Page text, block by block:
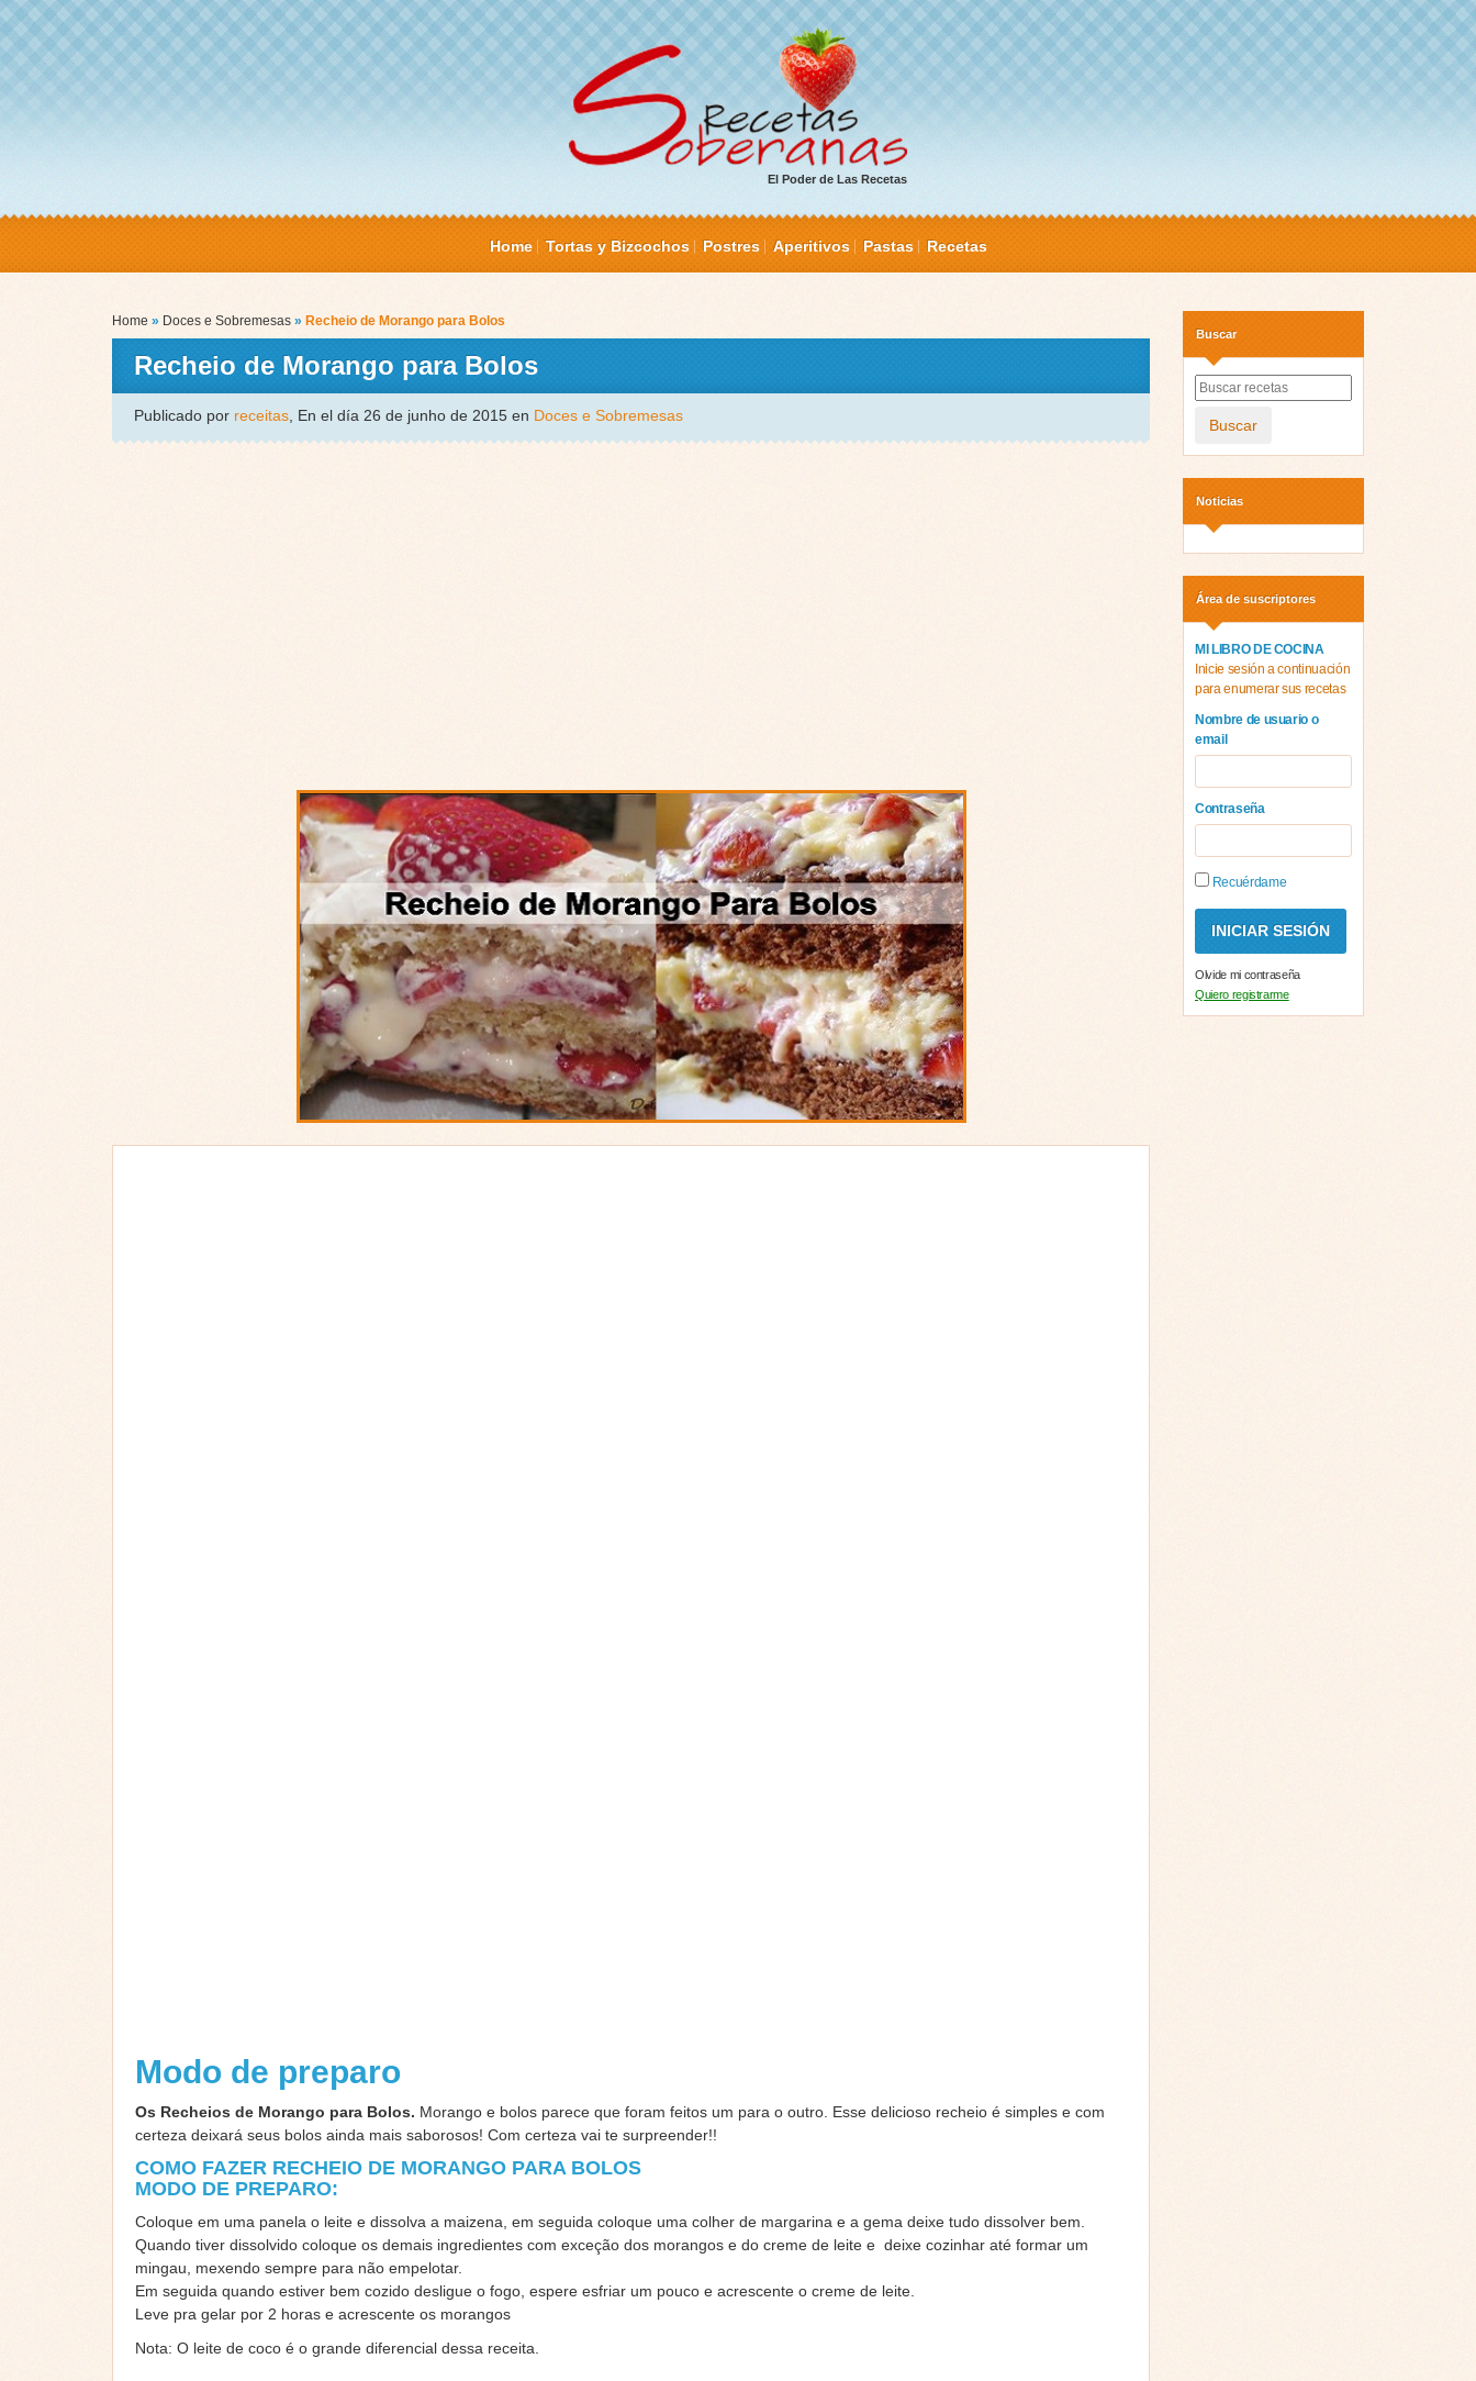
El Poder de Las Recetas
Home Tortas y Bizcochos Postres Aperitivos Pastas Recetas
Home » Doces e Sobremesas » Recheio de Morango para Bolos
Recheio de Morango para Bolos
Publicado por receitas , En el día 26 de junho de 2015 en Doces e Sobremesas
Modo de preparo
Os Recheios de Morango para Bolos. Morango e bolos parece que foram feitos um para o outro. Esse delicioso recheio é simples e com
certeza deixará seus bolos ainda mais saborosos! Com certeza vai te surpreender!!
COMO FAZER RECHEIO DE MORANGO PARA BOLOS
MODO DE PREPARO:
Coloque em uma panela o leite e dissolva a maizena, em seguida coloque uma colher de margarina e a gema deixe tudo dissolver bem.
Quando tiver dissolvido coloque os demais ingredientes com exceção dos morangos e do creme de leite e deixe cozinhar até formar um
mingau, mexendo sempre para não empelotar.
Em seguida quando estiver bem cozido desligue o fogo, espere esfriar um pouco e acrescente o creme de leite.
Leve pra gelar por 2 horas e acrescente os morangos
Nota: O leite de coco é o grande diferencial dessa receita.
Buscar
Buscar
Noticias
Área de suscriptores
MI LIBRO DE COCINA
Inicie sesión a continuación
para enumerar sus recetas
Nombre de usuario o
email
Contraseña
Recuérdame
Olvide mi contraseña
Quiero registrarme